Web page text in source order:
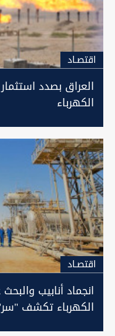
اقتصـاد
العراق بصدد
الكهرباء
اقتصـاد
انجماد أنابيب
الكهرباء تكشف